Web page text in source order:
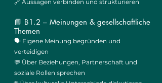
🔗 Aussagen verbinden und strukturieren
📘 B1.2 – Meinungen & gesellschaftliche
Themen
🗣️ Eigene Meinung begründen und
verteidigen
💬 Über Beziehungen, Partnerschaft und
soziale Rollen sprechen